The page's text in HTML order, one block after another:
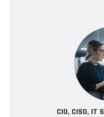
CIO, CISO, IT